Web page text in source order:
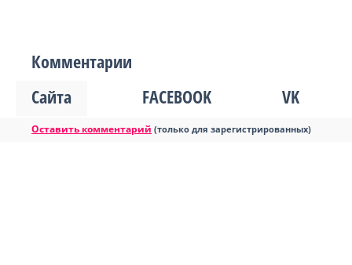
Комментарии
Сайта
FACEBOOK VK
Оставить комментарий (только для зарегистрированных)